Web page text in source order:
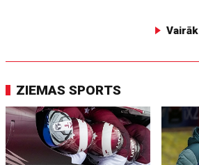
Vairāk
ZIEMAS SPORTS